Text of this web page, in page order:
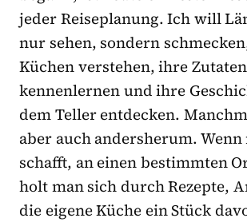
jeder Reiseplanung. Ich will
nur sehen, sondern
Küchen verstehen, ihre Zutaten
kennenlernen und ihre
dem Teller entdecken.
aber auch andersherum.
schafft, an einen bestimmten
holt man sich durch Rezepte,
die eigene Küche ein Stück